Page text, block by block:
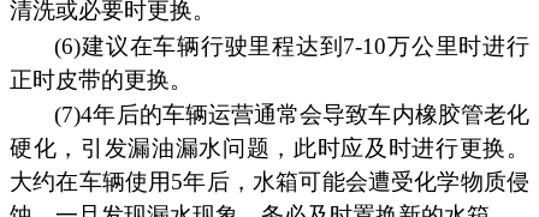
清洗或必要时更换。
(6)建议在车辆行驶里程达到7-10万公里时进行
正时皮带的更换。
(7)4年后的车辆运营通常会导致车内橡胶管老化
硬化，引发漏油漏水问题，此时应及时进行更换。
大约在车辆使用5年后，水箱可能会遭受化学物质侵